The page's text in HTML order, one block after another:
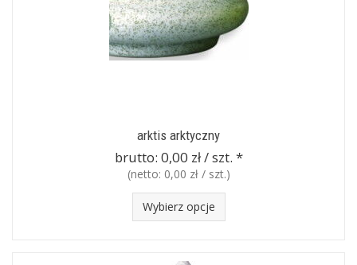
arktis arktyczny
brutto: 0,00 zł / szt. *
(netto: 0,00 zł / szt.)
Wybierz opcje